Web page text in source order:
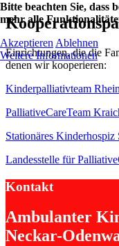
Einrichtungen, die die
denen wir kooperieren:
Kinderpalliativteam
PalliativeCareTeam
Stationäres
Landesstelle für
Kontakt
Ambulanter
Neckar-
Bitte beachten Sie, dass
mehr alle
Akzeptieren Ablehnen
Weitere Informationen